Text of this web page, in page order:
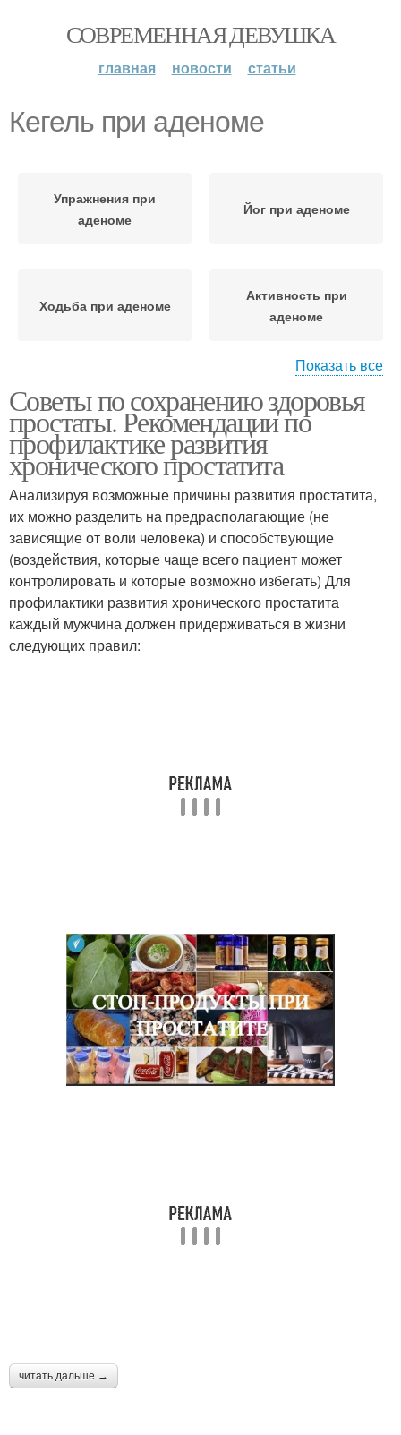
СОВРЕМЕННАЯ ДЕВУШКА
главная новости статьи
Кегель при аденоме
Упражнения при
аденоме
Йог при аденоме
Ходьба при аденоме
Активность при
аденоме
Кегель для мужчин Кегель при простатите
Злокачественная
аденома
Кегель для женщин
Показать все
Советы по сохранению здоровья
простаты. Рекомендации по
профилактике развития
хронического простатита
Анализируя возможные причины развития простатита,
их можно разделить на предрасполагающие (не
зависящие от воли человека) и способствующие
(воздействия, которые чаще всего пациент может
контролировать и которые возможно избегать) Для
профилактики развития хронического простатита
каждый мужчина должен придерживаться в жизни
следующих правил:
читать дальше →